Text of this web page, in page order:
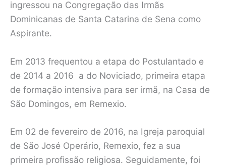
ingressou na Congregação das Irmãs
Dominicanas de Santa Catarina de Sena como
Aspirante.
Em 2013 frequentou a etapa do Postulantado e
de 2014 a 2016 a do Noviciado, primeira etapa
de formação intensiva para ser irmã, na Casa de
São Domingos, em Remexio.
Em 02 de fevereiro de 2016, na Igreja paroquial
de São José Operário, Remexio, fez a sua
primeira profissão religiosa. Seguidamente, foi